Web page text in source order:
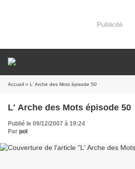
Publicité
Accueil » L' Arche des Mots épisode 50
L' Arche des Mots épisode 50
Publié le 09/12/2007 à 19:24
Par pol